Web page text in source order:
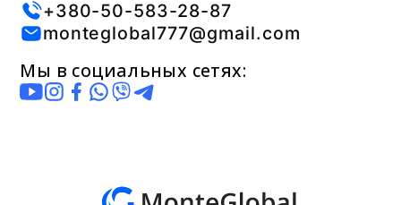
+380-50-583-28-87
monteglobal777@gmail.com
Мы в социальных сетях: